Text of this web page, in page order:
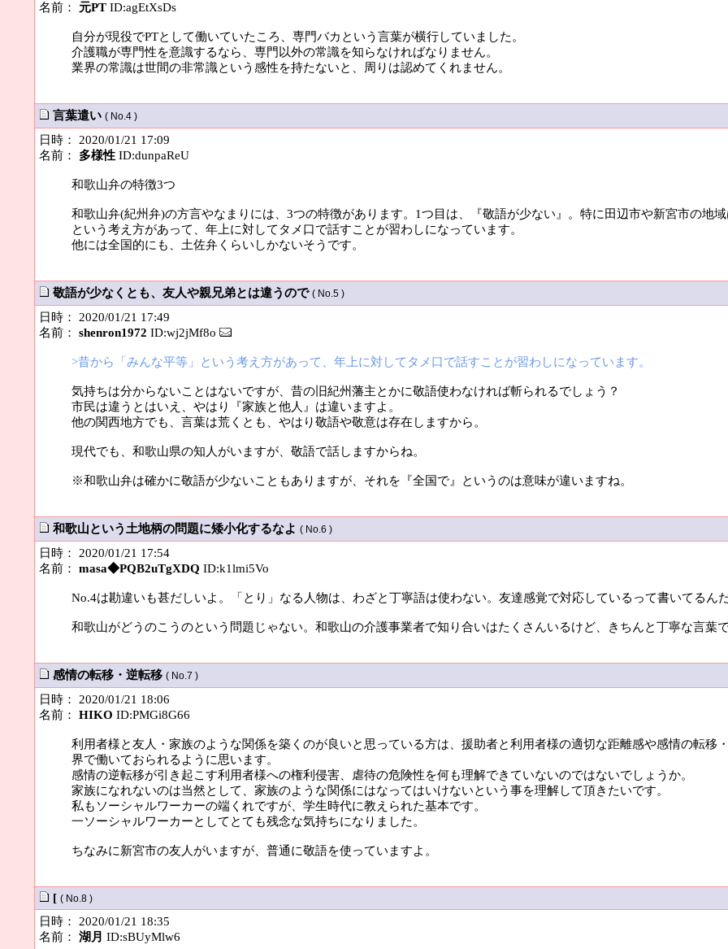
名前： 元PTID:agEtXsDs
自分が現役でPTとして働いていたころ、専門バカという言葉が横行していました。
介護職が専門性を意識するなら、専門以外の常識を知らなければなりません。
業界の常識は世間の非常識という感性を持たないと、周りは認めてくれません。
言葉遣い ( No.4 )
日時： 2020/01/21 17:09
名前： 多様性ID:dunpaReU
和歌山弁の特徴3つ
和歌山弁(紀州弁)の方言やなまりには、3つの特徴があります。1つ目は、『敬語が少ない』。特に田辺市や新宮市の地
という考え方があって、年上に対してタメ口で話すことが習わしになっています。
他には全国的にも、土佐弁くらいしかないそうです。
敬語が少なくとも、友人や親兄弟とは違うので ( No.5 )
日時： 2020/01/21 17:49
名前： shenron1972 ID:wj2jMf8o
>昔から「みんな平等」という考え方があって、年上に対してタメ口で話すことが習わしになっています。
気持ちは分からないことはないですが、昔の旧紀州藩主とかに敬語使わなければ斬られるでしょう？
市民は違うとはいえ、やはり『家族と他人』は違いますよ。
他の関西地方でも、言葉は荒くとも、やはり敬語や敬意は存在しますから。
現代でも、和歌山県の知人がいますが、敬語で話しますからね。
※和歌山弁は確かに敬語が少ないこともありますが、それを『全国で』というのは意味が違いますね。
和歌山という土地柄の問題に矮小化するなよ ( No.6 )
日時： 2020/01/21 17:54
名前： masa◆PQB2uTgXDQ ID:k1lmi5Vo
No.4は勘違いも甚だしいよ。「とり」なる人物は、わざと丁寧語は使わない。友達感覚で対応しているって書いてるん
和歌山がどうのこうのという問題じゃない。和歌山の介護事業者で知り合いはたくさんいるけど、きちんと丁寧な言葉
感情の転移・逆転移 ( No.7 )
日時： 2020/01/21 18:06
名前： HIKO ID:PMGi8G66
利用者様と友人・家族のような関係を築くのが良いと思っている方は、援助者と利用者様の適切な距離感や感情の転移
界で働いておられるように思います。
感情の逆転移が引き起こす利用者様への権利侵害、虐待の危険性を何も理解できていないのではないでしょうか。
家族になれないのは当然として、家族のような関係にはなってはいけないという事を理解して頂きたいです。
私もソーシャルワーカーの端くれですが、学生時代に教えられた基本です。
一ソーシャルワーカーとしてとても残念な気持ちになりました。
ちなみに新宮市の友人がいますが、普通に敬語を使っていますよ。
[ ( No.8 )
日時： 2020/01/21 18:35
名前： 湖月 ID:sBUyMlw6